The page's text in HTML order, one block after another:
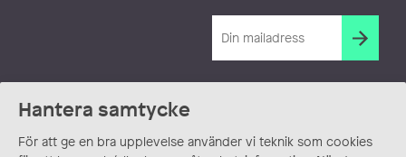
Hantera samtycke
För att ge en bra upplevelse använder vi teknik som cookies